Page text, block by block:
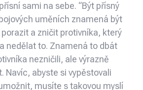
sami na sebe. “Být přísný
uměních znamená být
a zničit protivníka, který
nedělat to. Znamená to dbát
nezničili, ale výrazně
Navíc, abyste si vypěstovali
musíte s takovou myslí